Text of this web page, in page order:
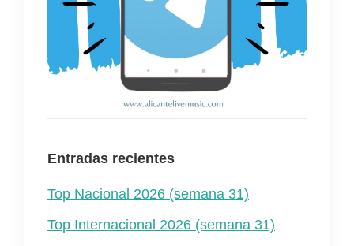
Entradas recientes
Top Nacional 2026 (semana 31)
Top Internacional 2026 (semana 31)